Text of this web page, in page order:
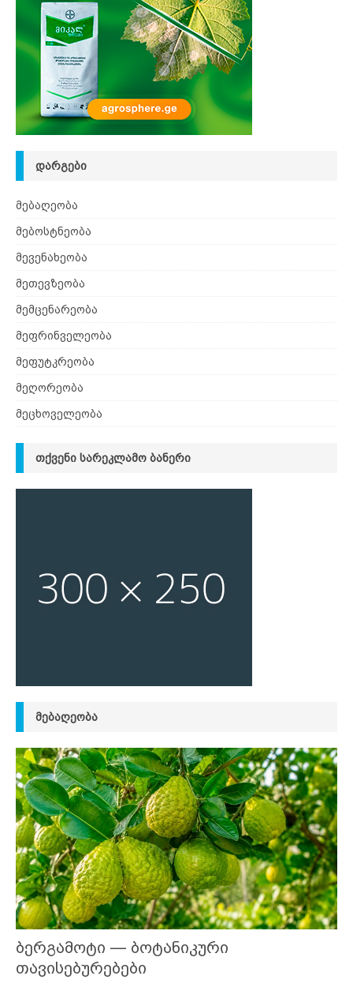
ᲓᲐᲠᲒᲔᲑᲘ
მებაღეობა
მებოსტნეობა
მევენახეობა
მეთევზეობა
მემცენარეობა
მეფრინველეობა
მეფუტკრეობა
მეღორეობა
მეცხოველეობა
ᲗᲥᲕᲔᲜᲘ ᲡᲐᲠᲔᲙᲚᲐᲛᲝ ᲑᲐᲜᲔᲠᲘ
ᲛᲔᲑᲐᲦᲔᲝᲑᲐ
ბერგამოტი — ბოტანიკური
თავისებურებები